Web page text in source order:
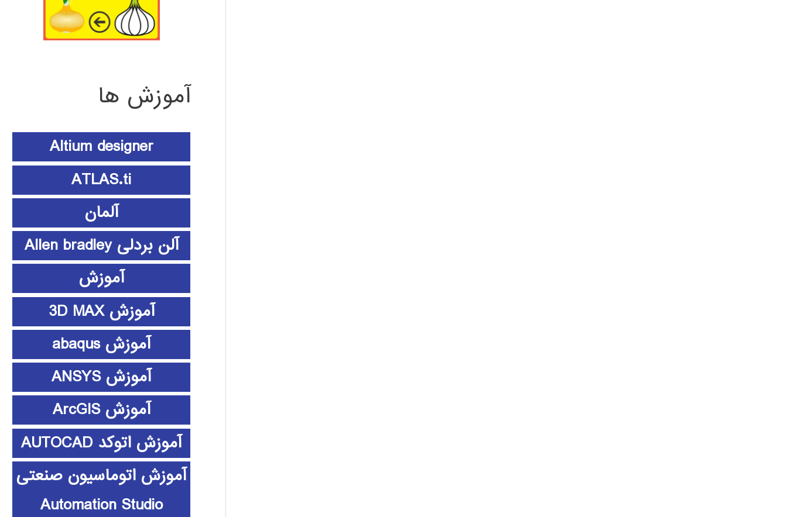
آموزش ها
Altium designer
ATLAS.ti
آلمان
آلن بردلی Allen bradley
آموزش
آموزش 3D MAX
آموزش abaqus
آموزش ANSYS
آموزش ArcGIS
آموزش اتوکد AUTOCAD
آموزش اتوماسیون صنعتی
Automation Studio